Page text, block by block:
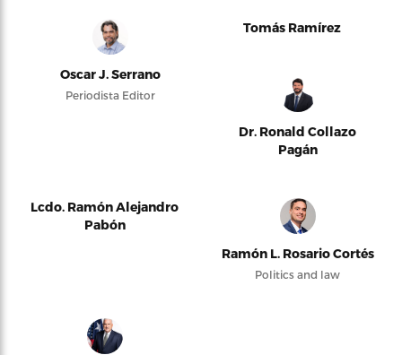
Oscar J. Serrano
Periodista Editor
Tomás Ramírez
Dr. Ronald Collazo
Pagán
Lcdo. Ramón Alejandro
Pabón
Ramón L. Rosario Cortés
Politics and law